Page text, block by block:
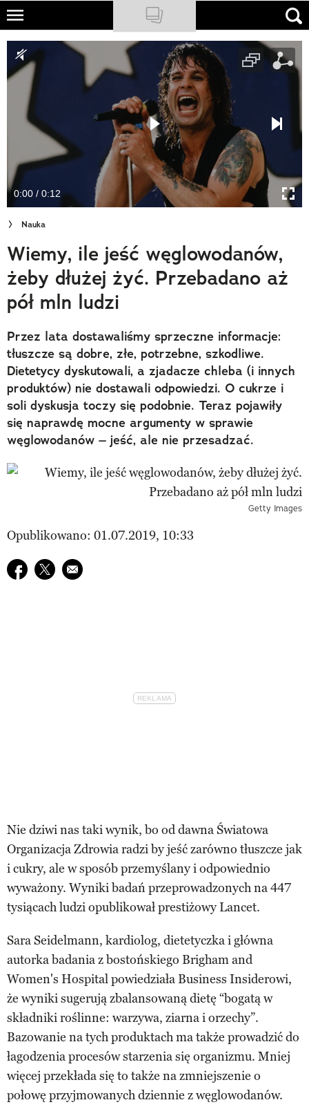
Skip
main
content
NATIONAL GEOGRAPHIC
TRAVELER
PODCASTY
Newsletter
Cuda Polski
Wielki Konkurs Fotograficzny
Trendbook Podróżniczy
Polecane
0:00 / 0:12
Nauka
Wiemy, ile jeść węglowodanów,
żeby dłużej żyć. Przebadano aż
pół mln ludzi
Przez lata dostawaliśmy sprzeczne informacje:
tłuszcze są dobre, złe, potrzebne, szkodliwe.
Dietetycy dyskutowali, a zjadacze chleba (i innych
produktów) nie dostawali odpowiedzi. O cukrze i
soli dyskusja toczy się podobnie. Teraz pojawiły
się naprawdę mocne argumenty w sprawie
węglowodanów – jeść, ale nie przesadzać.
Getty Images
Opublikowano: 01.07.2019, 10:33
Udostępnij na facebook
Udostępnij na twitter
E-mail do przyjaciela
Nie dziwi nas taki wynik, bo od dawna Światowa
Organizacja Zdrowia radzi by jeść zarówno tłuszcze jak
i cukry, ale w sposób przemyślany i odpowiednio
wyważony. Wyniki badań przeprowadzonych na 447
tysiącach ludzi opublikował prestiżowy Lancet.
Sara Seidelmann, kardiolog, dietetyczka i główna
autorka badania z bostońskiego Brigham and
Women's Hospital powiedziała Business Insiderowi,
że wyniki sugerują zbalansowaną dietę “bogatą w
składniki roślinne: warzywa, ziarna i orzechy”.
Bazowanie na tych produktach ma także prowadzić do
łagodzenia procesów starzenia się organizmu. Mniej
więcej przekłada się to także na zmniejszenie o
połowę przyjmowanych dziennie z węglowodanów.